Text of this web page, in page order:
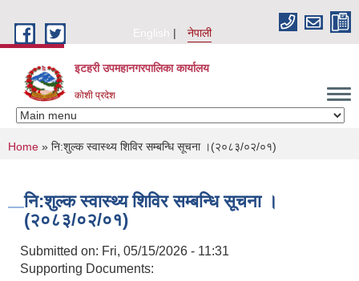
English
नेपाली
इटहरी उपमहानगरपालिका कार्यालय
कोशी प्रदेश
You are here
Home » नि:शुल्क स्वास्थ्य शिविर सम्बन्धि सूचना ।(२०८३/०२/०१)
नि:शुल्क स्वास्थ्य शिविर सम्बन्धि सूचना ।
(२०८३/०२/०१)
Submitted on: Fri, 05/15/2026 - 11:31
Supporting Documents: